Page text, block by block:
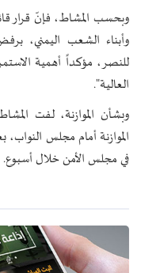
وبحسب المشاط، فإنّ قرار
وأبناء الشعب اليمني،
للنصر، مؤكداً أهمية
العالية".
وبشأن الموازنة، لفت
في مجلس الأمن خلال أسبوع.